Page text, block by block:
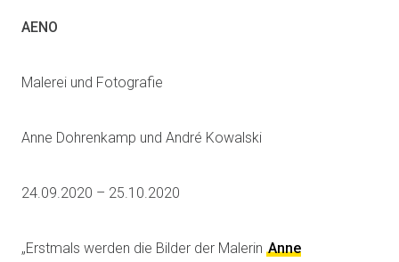
AENO
Malerei und Fotografie
Anne Dohrenkamp und André Kowalski
24.09.2020 – 25.10.2020
„Erstmals werden die Bilder der Malerin Anne